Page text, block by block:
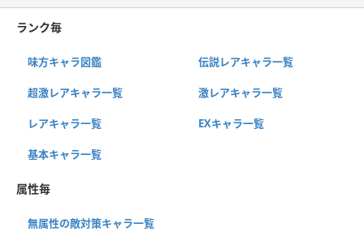
ランク毎
味方キャラ図鑑 伝説レアキャラ一覧
超激レアキャラ一覧 激レアキャラ一覧
レアキャラ一覧 EXキャラ一覧
基本キャラ一覧
属性毎
無属性の敵対策キャラ一覧